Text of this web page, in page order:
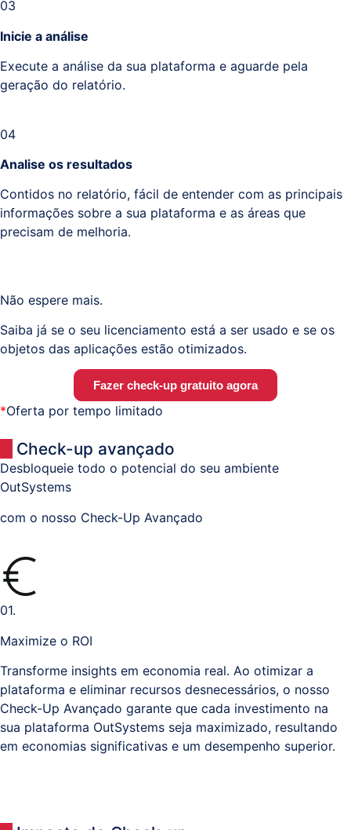
03
Inicie a análise
Execute a análise da sua plataforma e aguarde pela
geração do relatório.
04
Analise os resultados
Contidos no relatório, fácil de entender com as principais
informações sobre a sua plataforma e as áreas que
precisam de melhoria.
Não espere mais.
Saiba já se o seu licenciamento está a ser usado e se os
objetos das aplicações estão otimizados.
Fazer check-up gratuito agora
*Oferta por tempo limitado
Check-up avançado
Desbloqueie todo o potencial do seu ambiente
OutSystems
com o nosso Check-Up Avançado
01.
Maximize o ROI
Transforme insights em economia real. Ao otimizar a
plataforma e eliminar recursos desnecessários, o nosso
Check-Up Avançado garante que cada investimento na
sua plataforma OutSystems seja maximizado, resultando
em economias significativas e um desempenho superior.